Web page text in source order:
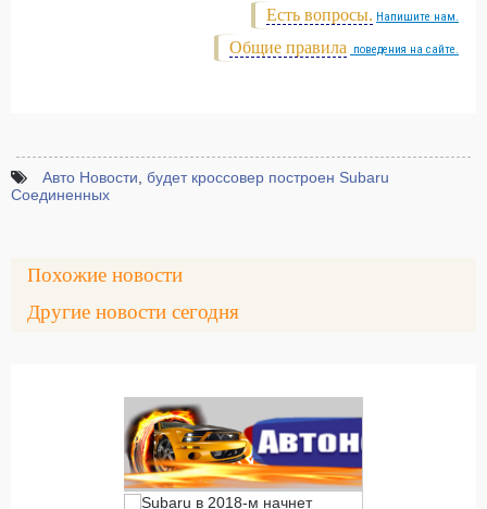
Есть вопросы. Напишите нам.
Общие правила поведения на сайте.
Авто Новости будет кроссовер построен Subaru
Соединенных
Похожие новости
Другие новости сегодня